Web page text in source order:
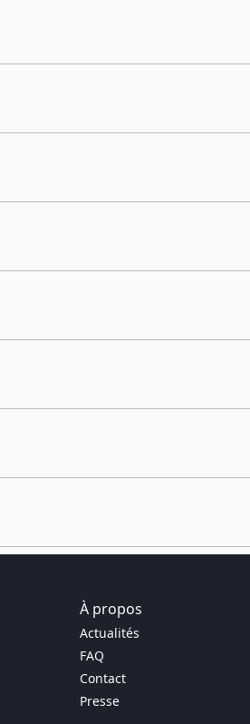
À propos
Actualités
FAQ
Contact
Presse